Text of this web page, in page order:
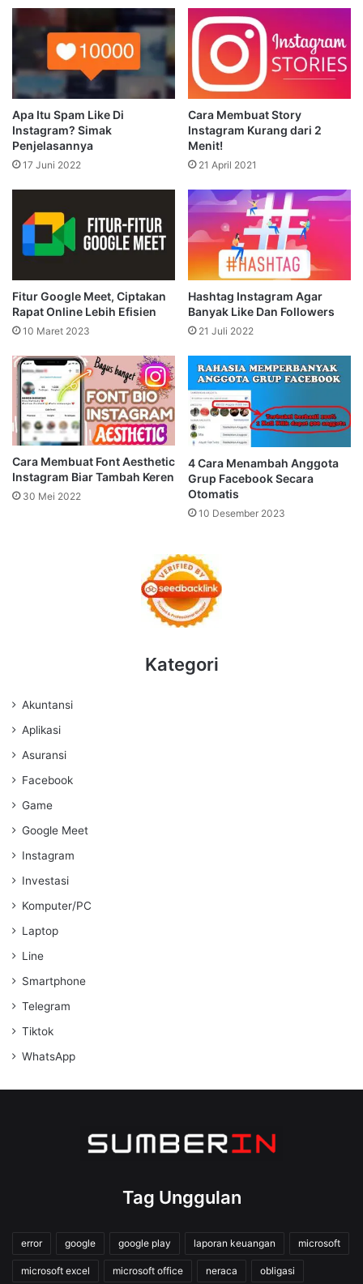
Apa Itu Spam Like Di
Instagram? Simak
Penjelasannya
17 Juni 2022
Cara Membuat Story
Instagram Kurang dari 2
Menit!
21 April 2021
Fitur Google Meet, Ciptakan
Rapat Online Lebih Efisien
10 Maret 2023
Hashtag Instagram Agar
Banyak Like Dan Followers
21 Juli 2022
Cara Membuat Font Aesthetic
Instagram Biar Tambah Keren
30 Mei 2022
4 Cara Menambah Anggota
Grup Facebook Secara
Otomatis
10 Desember 2023
Kategori
Akuntansi
Aplikasi
Asuransi
Facebook
Game
Google Meet
Instagram
Investasi
Komputer/PC
Laptop
Line
Smartphone
Telegram
Tiktok
WhatsApp
Tag Unggulan
error google google play laporan keuangan microsoft
microsoft excel microsoft office neraca obligasi